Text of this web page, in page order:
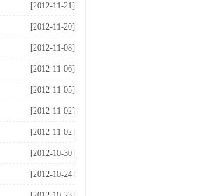
[2012-11-21]
[2012-11-20]
[2012-11-08]
[2012-11-06]
[2012-11-05]
[2012-11-02]
[2012-11-02]
[2012-10-30]
[2012-10-24]